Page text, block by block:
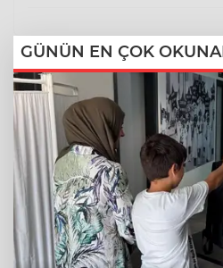
GÜNÜN EN ÇOK